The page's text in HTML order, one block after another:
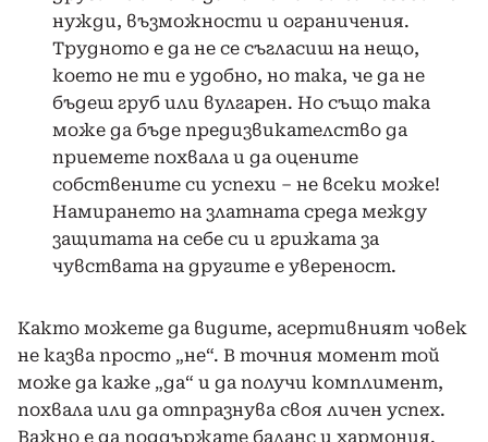
нужди, възможности и ограничения.
Трудното е да не се съгласиш на нещо,
което не ти е удобно, но така, че да не
бъдеш груб или вулгарен. Но също така
може да бъде предизвикателство да
приемете похвала и да оцените
собствените си успехи – не всеки може!
Намирането на златната среда между
защитата на себе си и грижата за
чувствата на другите е увереност.
Както можете да видите, асертивният човек
не казва просто „не“. В точния момент той
може да каже „да“ и да получи комплимент,
похвала или да отпразнува своя личен успех.
Важно е да поддържате баланс и хармония.